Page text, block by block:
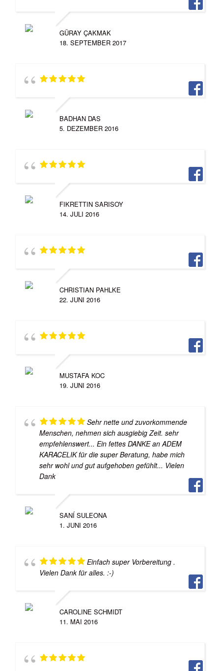
GÜRAY ÇAKMAK
18. SEPTEMBER 2017
BADHAN DAS
5. DEZEMBER 2016
FIKRETTIN SARISOY
14. JULI 2016
CHRISTIAN PAHLKE
22. JUNI 2016
MUSTAFA KOC
19. JUNI 2016
Sehr nette und zuvorkommende
Menschen, nehmen sich ausgiebig Zeit. sehr
empfehlenswert... Ein fettes DANKE an ADEM
KARACELIK für die super Beratung, habe mich
sehr wohl und gut aufgehoben gefühlt... Vielen
Dank
SANÍ SULEONA
1. JUNI 2016
Einfach super Vorbereitung .
Vielen Dank für alles. :-)
CAROLINE SCHMIDT
11. MAI 2016